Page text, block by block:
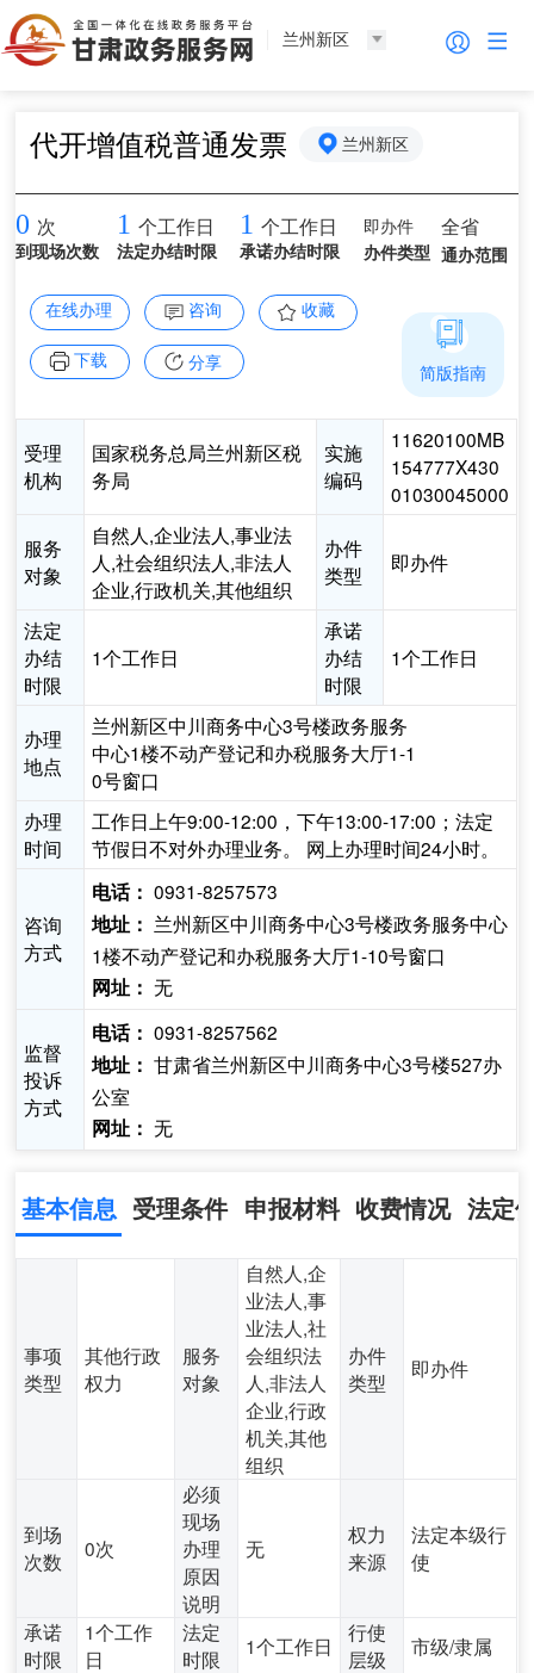
兰州新区
代开增值税普通发票 兰州新区
0 次
到现场次数
1 个工作日
法定办结时限
1 个工作日
承诺办结时限
即办件
办件类型
全省
通办范围
在线办理 咨询 收藏
下载 分享
受理
机构
国家税务总局兰州新区税
务局
实施
编码
11620100MB
154777X430
01030045000
服务
对象
自然人,企业法人,事业法
人,社会组织法人,非法人
企业,行政机关,其他组织
办件
类型
即办件
法定
办结
时限
1个工作日
承诺
办结
时限
1个工作日
办理
地点
兰州新区中川商务中心3号楼政务服务
中心1楼不动产登记和办税服务大厅1-1
0号窗口
办理
时间
工作日上午9:00-12:00，下午13:00-17:00；法定
节假日不对外办理业务。 网上办理时间24小时。
咨询
方式
电话： 0931-8257573
地址： 兰州新区中川商务中心3号楼政务服务中心
1楼不动产登记和办税服务大厅1-10号窗口
网址： 无
监督
投诉
方式
电话： 0931-8257562
地址： 甘肃省兰州新区中川商务中心3号楼527办
公室
网址： 无
简版指南
基本信息 受理条件 申报材料 收费情况 法定
事项
类型
其他行政
权力
服务
对象
自然人,企
业法人,事
业法人,社
会组织法
人,非法人
企业,行政
机关,其他
组织
办件
类型
即办件
到场
次数
0次
必须
现场
办理
原因
说明
无
权力
来源
法定本级行
使
承诺
时限
1个工作
日
法定
时限
1个工作日
行使
层级
市级/隶属